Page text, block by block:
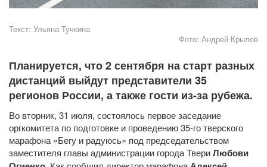
Текст: Ульяна Тучкина
Фото: Андрей Крылов
Планируется, что 2 сентября на старт разных
дистанций выйдут представители 35
регионов России, а также гости из-за рубежа.
Во вторник, 31 июля, состоялось первое заседание
оргкомитета по подготовке и проведению 35-го тверского
марафона «Бегу и радуюсь» под председательством
заместителя главы администрации города ТвериЛюбови